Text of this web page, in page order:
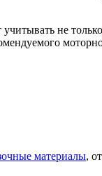
не
материалы,